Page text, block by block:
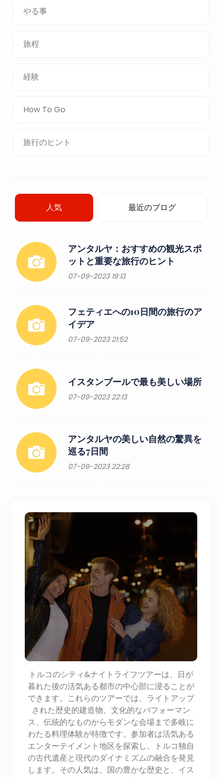
トルコのシティ&ナイトライフツアーは、日が
暮れた後の活気ある都市の中心部に浸ることが
できます。これらのツアーでは、ライトアップ
された歴史的建造物、文化的なパフォーマン
ス、伝統的なものからモダンな会場まで多岐に
わたる料理体験が特徴です。参加者は活気ある
エンターテイメント地区を探索し、トルコ独自
の古代遺産と現代のダイナミズムの融合を発見
します。その人気は、国の豊かな歴史と、イス
やる事
旅程
経験
How To Go
旅行のヒント
人気 最近のブログ
アンタルヤ：おすすめの観光スポ
ットと重要な旅行のヒント
07-09-2023 19:13
フェティエへの10日間の旅行のア
イデア
07-09-2023 21:52
イスタンブールで最も美しい場所
07-09-2023 22:13
アンタルヤの美しい自然の驚異を
巡る7日間
07-09-2023 22:28